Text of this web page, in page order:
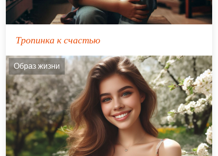
Тропинка к счастью
Образ жизни